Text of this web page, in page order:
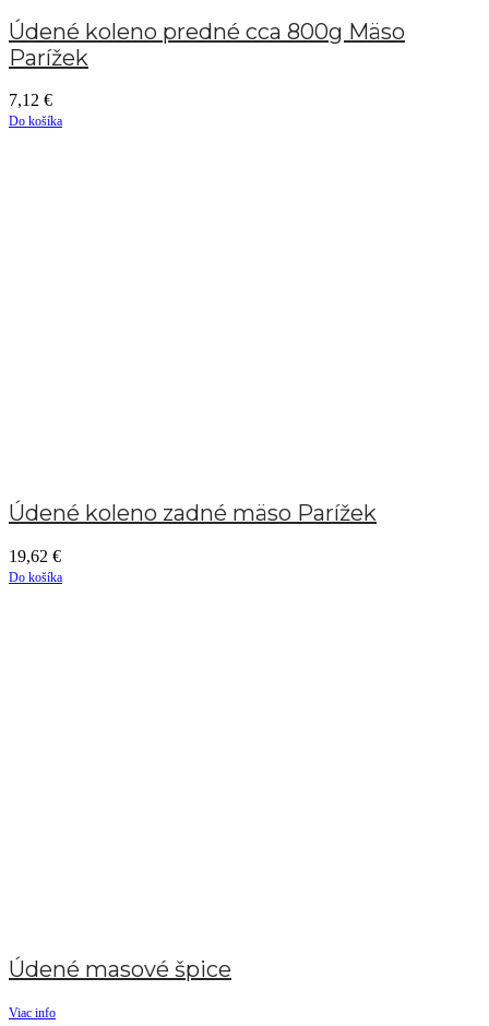
Údené koleno predné cca 800g Mäso
Parížek
7,12 €
Do košíka
Údené koleno zadné mäso Parížek
19,62 €
Do košíka
Údené masové špice
Viac info